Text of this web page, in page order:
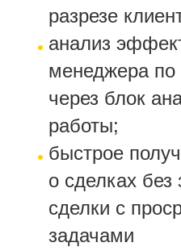
разрезе
анализ
менеджера по
через блок
работы;
быстрое
о сделках
сделки с
задачами